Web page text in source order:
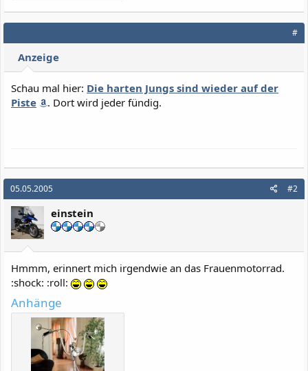
#
Anzeige
Schau mal hier: Die harten Jungs sind wieder auf der
Piste
. Dort wird jeder fündig.
05.05.2005 #2
einstein
Hmmm, erinnert mich irgendwie an das Frauenmotorrad.
:shock: :roll:
Anhänge